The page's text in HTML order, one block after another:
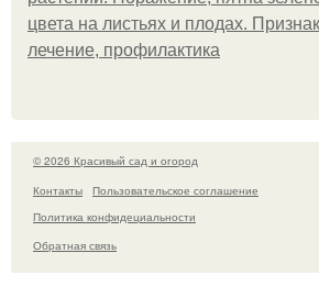
цвета на листьях и плодах.
лечение, профилактика
© 2026 Красивый сад и огород
Контакты
Пользовательское соглашение
Политика конфидециальности
Обратная связь